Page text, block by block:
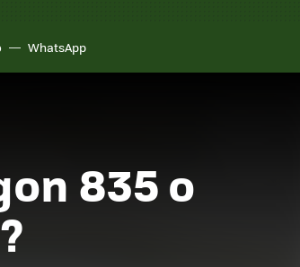
WhatsApp
835 o